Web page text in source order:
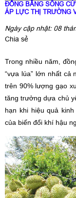
ĐỒNG BẰNG SÔNG
ÁP LỰC THỊ TRƯỜNG
Ngày cập nhật: 08
Chia sẻ
Trong nhiều năm,
“vựa lúa” lớn nhất cả
trên 90% lượng gạo
tăng trưởng dựa chủ
hạn khi hiệu quả
của biến đổi khí hậu